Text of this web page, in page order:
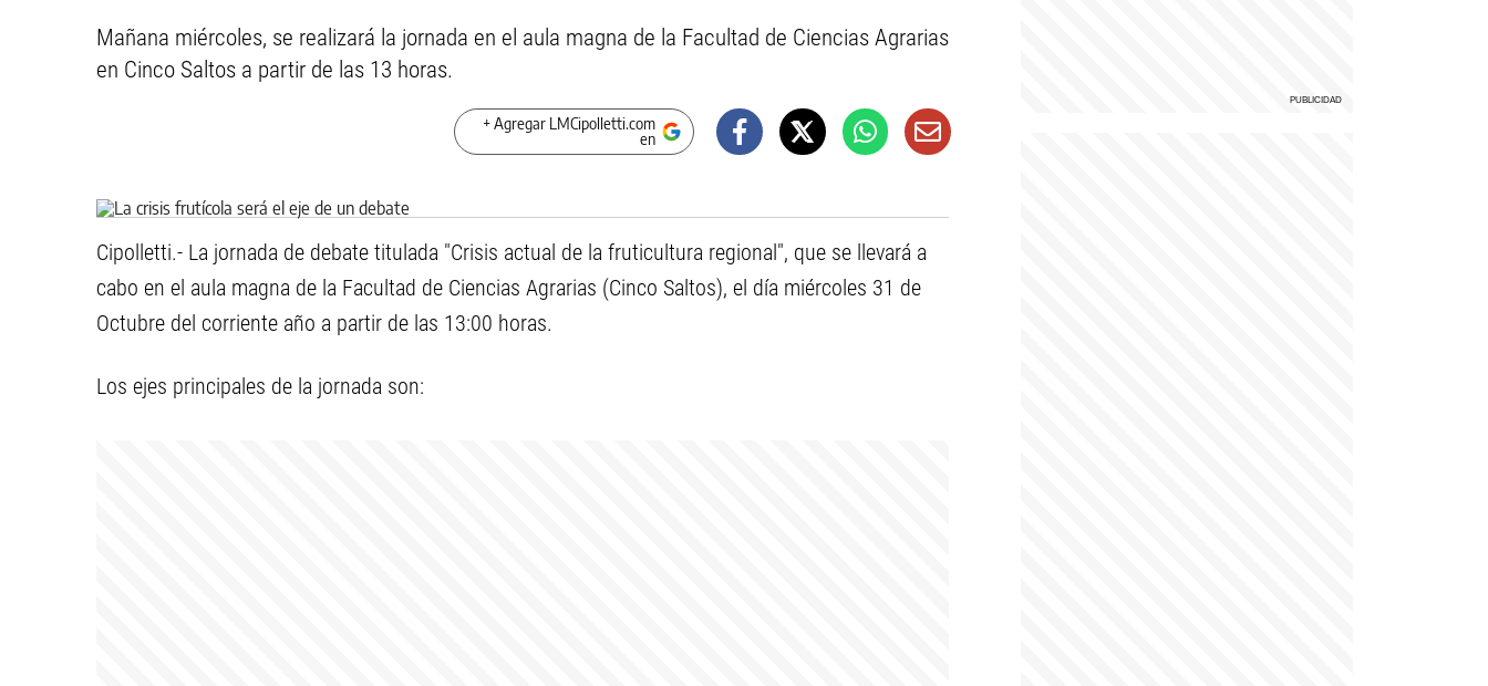
Mañana miércoles, se realizará la jornada en el aula magna de la Facultad de Ciencias Agrarias
en Cinco Saltos a partir de las 13 horas.
+ Agregar LMCipolletti.com
en
Cipolletti.- La jornada de debate titulada "Crisis actual de la fruticultura regional", que se llevará a
cabo en el aula magna de la Facultad de Ciencias Agrarias (Cinco Saltos), el día miércoles 31 de
Octubre del corriente año a partir de las 13:00 horas.
Los ejes principales de la jornada son: